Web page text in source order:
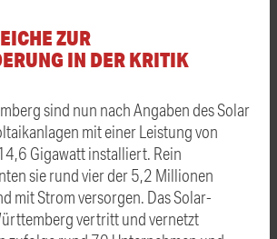
ZUR
IN DER KRITIK
sind nun nach Angaben des Solar
mit einer Leistung von
Gigawatt installiert. Rein
sie rund vier der 5,2 Millionen
mit Strom versorgen. Das Solar-
vertritt und vernetzt